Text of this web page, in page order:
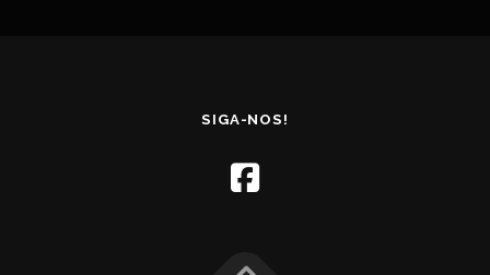
SIGA-NOS!